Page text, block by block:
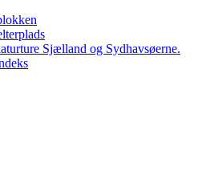
Sjælland og Sydhavsøerne.